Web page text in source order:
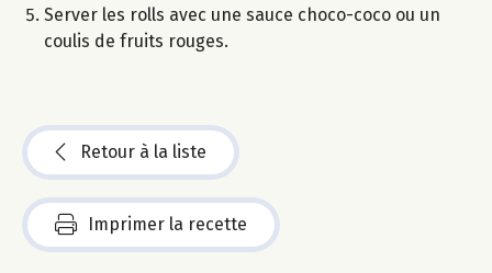
Server les rolls avec une sauce choco-coco ou un
coulis de fruits rouges.
Retour à la liste
Imprimer la recette